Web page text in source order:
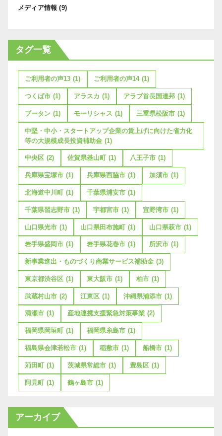
メディア情報 (9)
タグ一覧
ご利用者の声13 (1) ご利用者の声14 (1)
つくば市 (1) アラスカ (1) アラブ首長国連邦 (1)
ブータン (1) モーリシャス (1) 三重県松阪市 (1)
中堅・中小・スタートアップ企業の賃上げに向けた省力化
等の大規模成長投資補助金 (1)
中央区 (2) 佐賀県基山町 (1) 八王子市 (1)
兵庫県宝塚市 (1) 兵庫県西脇市 (1) 加須市 (1)
北海道中川町 (1) 千葉県浦安市 (1)
千葉県習志野市 (1) 宇都宮市 (1) 宜野湾市 (1)
山口県光市 (1) 山口県田布施町 (1) 山口県萩市 (1)
岩手県盛岡市 (1) 岩手県花巻市 (1) 所沢市 (1)
新事業進出・ものづくり商業サービス補助金 (3)
東京都渋谷区 (1) 東大阪市 (1) 柏市 (1)
武蔵村山市 (2) 江東区 (1) 沖縄県浦添市 (1)
清瀬市 (1) 産地連携支援緊急対策事業 (2)
福岡県岡垣町 (1) 福岡県糸島市 (1)
福島県会津若松市 (1) 稲敷市 (1) 船橋市 (1)
苅田町 (1) 茨城県常総市 (1) 豊島区 (1)
阿見町 (1) 鶴ヶ島市 (1)
アーカイブ